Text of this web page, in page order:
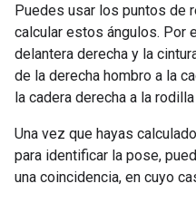
Puedes usar los puntos de
calcular estos ángulos. Por
delantera derecha y la
de la derecha hombro a la
la cadera derecha a la
Una vez que hayas
para identificar la pose,
una coincidencia, en cuyo